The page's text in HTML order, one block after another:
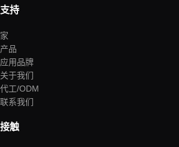
支持
家
产品
应用品牌
关于我们
代工/ODM
联系我们
接触